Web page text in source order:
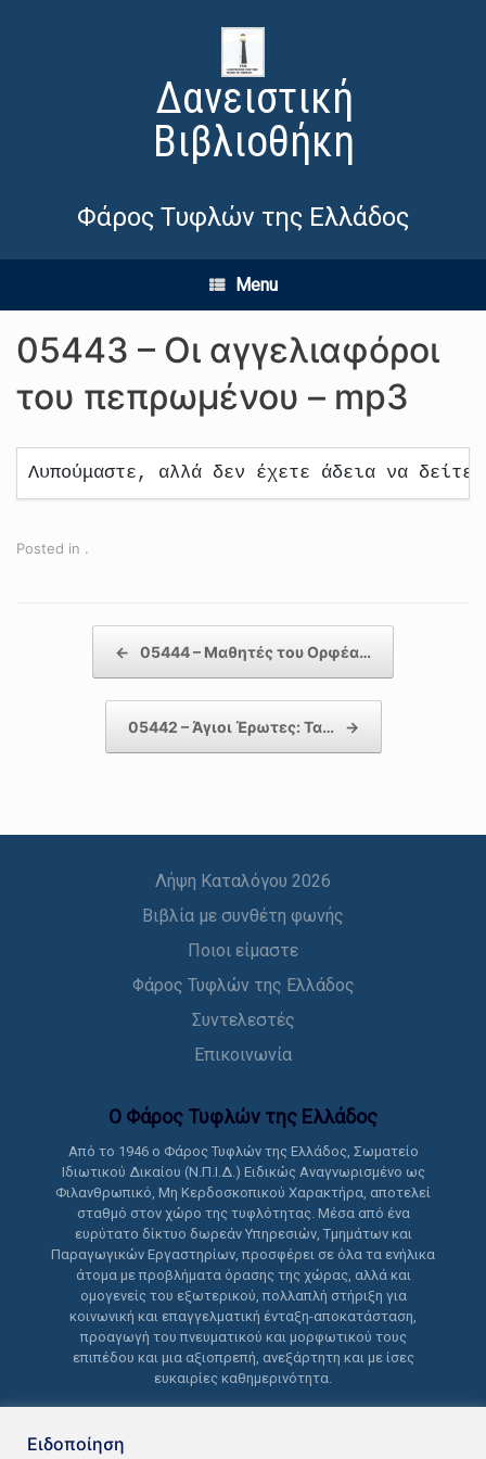
Δανειστική
Βιβλιοθήκη
Φάρος Τυφλών της Ελλάδος
Menu
05443 – Οι αγγελιαφόροι
του πεπρωμένου – mp3
Λυπούμαστε, αλλά δεν έχετε άδεια να δείτε
Posted in .
← 05444 – Μαθητές του Ορφέα…
05442 – Άγιοι Έρωτες: Τα… →
Λήψη Καταλόγου 2026
Βιβλία με συνθέτη φωνής
Ποιοι είμαστε
Φάρος Τυφλών της Ελλάδος
Συντελεστές
Επικοινωνία
Ο Φάρος Τυφλών της Ελλάδoς
Από το 1946 ο Φάρος Τυφλών της Ελλάδος, Σωματείο
Ιδιωτικού Δικαίου (Ν.Π.Ι.Δ.) Ειδικώς Αναγνωρισμένο ως
Φιλανθρωπικό, Μη Κερδοσκοπικού Χαρακτήρα, αποτελεί
σταθμό στον χώρο της τυφλότητας. Μέσα από ένα
ευρύτατο δίκτυο δωρεάν Υπηρεσιών, Τμημάτων και
Παραγωγικών Εργαστηρίων, προσφέρει σε όλα τα ενήλικα
άτομα με προβλήματα όρασης της χώρας, αλλά και
ομογενείς του εξωτερικού, πολλαπλή στήριξη για
κοινωνική και επαγγελματική ένταξη-αποκατάσταση,
προαγωγή του πνευματικού και μορφωτικού τους
επιπέδου και μια αξιοπρεπή, ανεξάρτητη και με ίσες
ευκαιρίες καθημερινότητα.
Ειδοποίηση